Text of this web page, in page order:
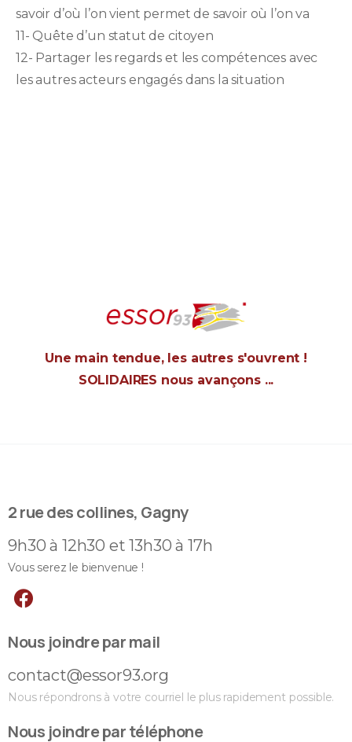
savoir d’où l’on vient permet de savoir où l’on va
11- Quête d’un statut de citoyen
12- Partager les regards et les compétences avec
les autres acteurs engagés dans la situation
Une main tendue, les autres s'ouvrent !
SOLIDAIRES nous avançons ...
2 rue des collines, Gagny
9h30 à 12h30 et 13h30 à 17h
Vous serez le bienvenue !
Nous joindre par mail
contact@essor93.org
Nous répondrons à votre courriel le plus rapidement possible.
Nous joindre par téléphone